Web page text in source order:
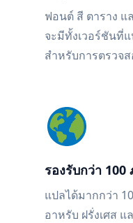
ฟอนต์ สี ตาราง แ
จะมีทั้งเวอร์ชันที่
สำหรับการตรวจ
รองรับกว่า 100
แปลได้มากกว่า
อาหรับ ฝรั่งเศส